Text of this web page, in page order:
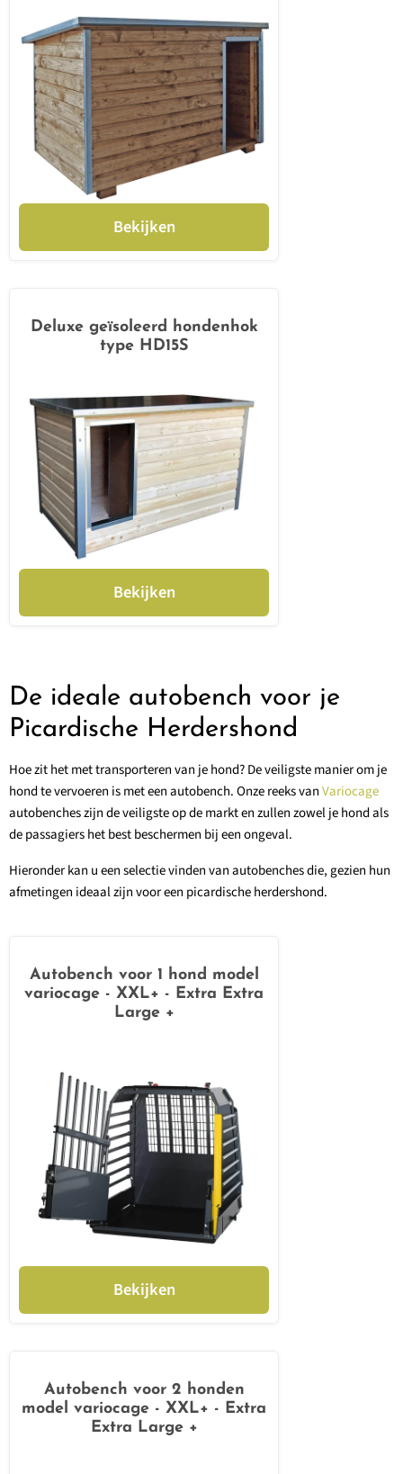
Bekijken
Deluxe geïsoleerd hondenhok
type HD15S
Bekijken
De ideale autobench voor je
Picardische Herdershond
Hoe zit het met transporteren van je hond? De veiligste manier om je
hond te vervoeren is met een autobench. Onze reeks vanVariocage
autobenches zijn de veiligste op de markt en zullen zowel je hond als
de passagiers het best beschermen bij een ongeval.
Hieronder kan u een selectie vinden van autobenches die, gezien hun
afmetingen ideaal zijn voor een picardische herdershond.
Autobench voor 1 hond model
variocage - XXL+ - Extra Extra
Large +
Bekijken
Autobench voor 2 honden
model variocage - XXL+ - Extra
Extra Large +